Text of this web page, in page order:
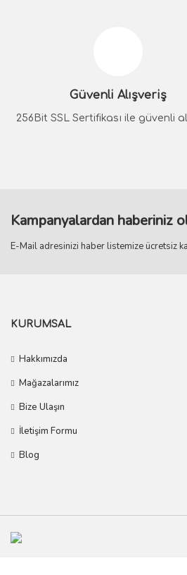
Ürün bilgilerinde hatalar
Ürün fiyatı diğer sitelerden
Güvenli Alışveriş
256Bit SSL Sertifikası ile güvenli
Kampanyalardan haberiniz
E-Mail adresinizi haber listemize ücretsiz
KURUMSAL
Hakkımızda
Mağazalarımız
Bize Ulaşın
İletişim Formu
Blog